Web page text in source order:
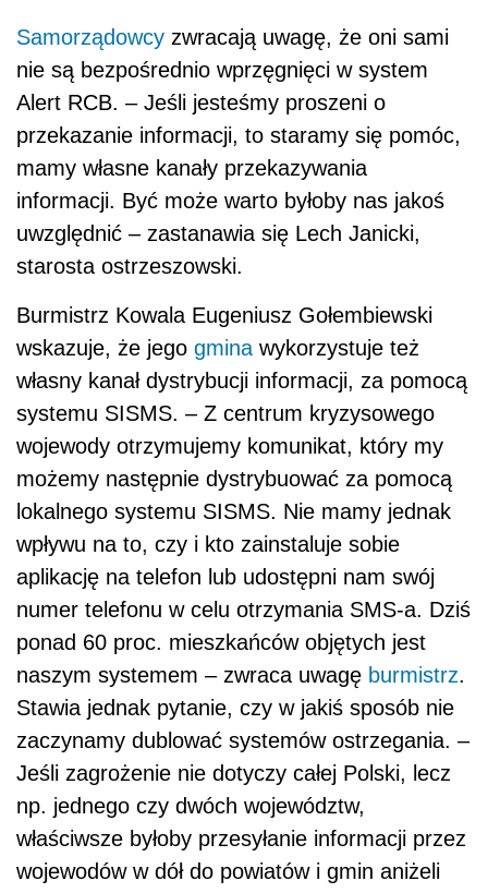
Samorządowcy zwracają uwagę, że oni sami
nie są bezpośrednio wprzęgnięci w system
Alert RCB. – Jeśli jesteśmy proszeni o
przekazanie informacji, to staramy się pomóc,
mamy własne kanały przekazywania
informacji. Być może warto byłoby nas jakoś
uwzględnić – zastanawia się Lech Janicki,
starosta ostrzeszowski.
Burmistrz Kowala Eugeniusz Gołembiewski
wskazuje, że jego gmina wykorzystuje też
własny kanał dystrybucji informacji, za pomocą
systemu SISMS. – Z centrum kryzysowego
wojewody otrzymujemy komunikat, który my
możemy następnie dystrybuować za pomocą
lokalnego systemu SISMS. Nie mamy jednak
wpływu na to, czy i kto zainstaluje sobie
aplikację na telefon lub udostępni nam swój
numer telefonu w celu otrzymania SMS-a. Dziś
ponad 60 proc. mieszkańców objętych jest
naszym systemem – zwraca uwagę burmistrz.
Stawia jednak pytanie, czy w jakiś sposób nie
zaczynamy dublować systemów ostrzegania. –
Jeśli zagrożenie nie dotyczy całej Polski, lecz
np. jednego czy dwóch województw,
właściwsze byłoby przesyłanie informacji przez
wojewodów w dół do powiatów i gmin aniżeli